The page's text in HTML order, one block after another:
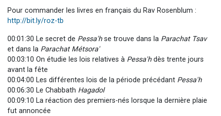
Pour commander les livres en français du Rav Rosenblum :
http://bit.ly/roz-tb
00:01:30 Le secret de Pessa'hse trouve dans la Parachat Tsav
et dans la Parachat Métsora'
00:03:10 On étudie les lois relatives à Pessa'hdès trente jours
avant la fête
00:04:00 Les différentes lois de la période précédant Pessa'h
00:06:30 Le Chabbath Hagadol
00:09:10 La réaction des premiers-nés lorsque la dernière plaie
fut annoncée